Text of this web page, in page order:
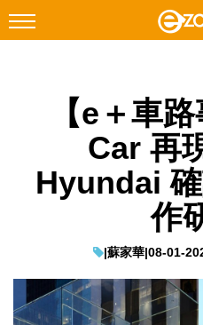
Facebook Instagram
網絡生活
EduTech
IT Times
【e＋車
Car 再
Hyundai
作
|蘇家華|08-01-